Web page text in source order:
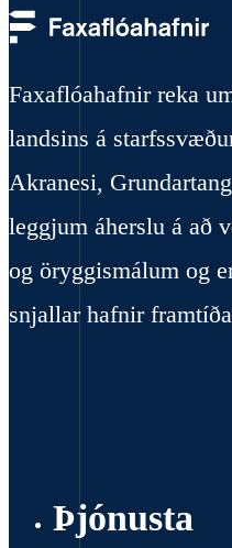
Faxaflóahafnir reka
landsins á
Akranesi,
leggjum áherslu á að
og öryggismálum og
snjallar hafnir
Þjónusta